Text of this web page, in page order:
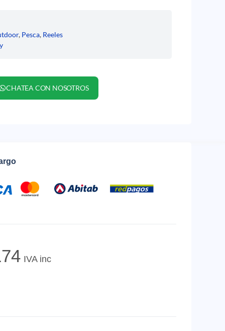
, Pesca, Reeles
CHATEA CON NOSOTROS
IVA inc